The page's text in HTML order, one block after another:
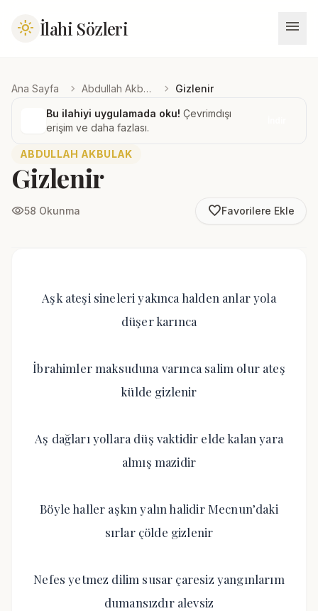
light_mode İlahi Sözleri menu
Ana Sayfa chevron_right Abdullah Akbulak chevron_right Gizlenir
Bu ilahiyi uygulamada oku! Çevrimdışı
erişim ve daha fazlası.
ABDULLAH AKBULAK
Gizlenir
visibility58 Okunma favorite_borderFavorilere Ekle
Aşk ateşi sineleri yakınca halden anlar yola
düşer karınca
İbrahimler maksuduna varınca salim olur ateş
külde gizlenir
Aş dağları yollara düş vaktidir elde kalan yara
almış mazidir
Böyle haller aşkın yalın halidir Mecnun’daki
sırlar çölde gizlenir
Nefes yetmez dilim susar çaresiz yangınlarım
dumansızdır alevsiz